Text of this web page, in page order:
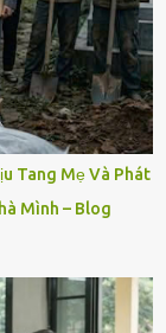
Tang Mẹ Và Phát
Mình – Blog